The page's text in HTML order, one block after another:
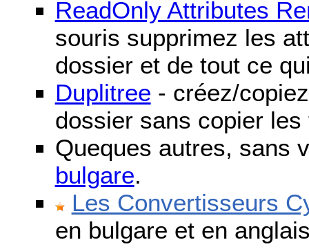
ReadOnly Attributes
souris supprimez les
dossier et de tout ce
Duplitree - créez/
dossier sans copier les
Queques autres, sans
bulgare.
Les Convertisseurs
en bulgare et en